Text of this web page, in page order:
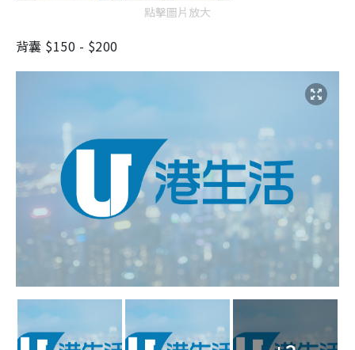
點擊圖片放大
背囊 $150 - $200